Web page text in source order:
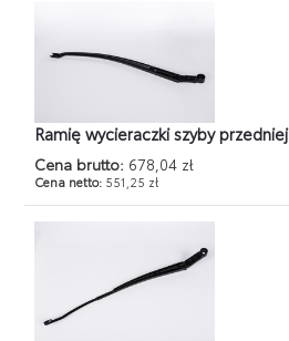
Ramię wycieraczki szyby przedniej
Cena brutto: 678,04 zł
Cena netto: 551,25 zł